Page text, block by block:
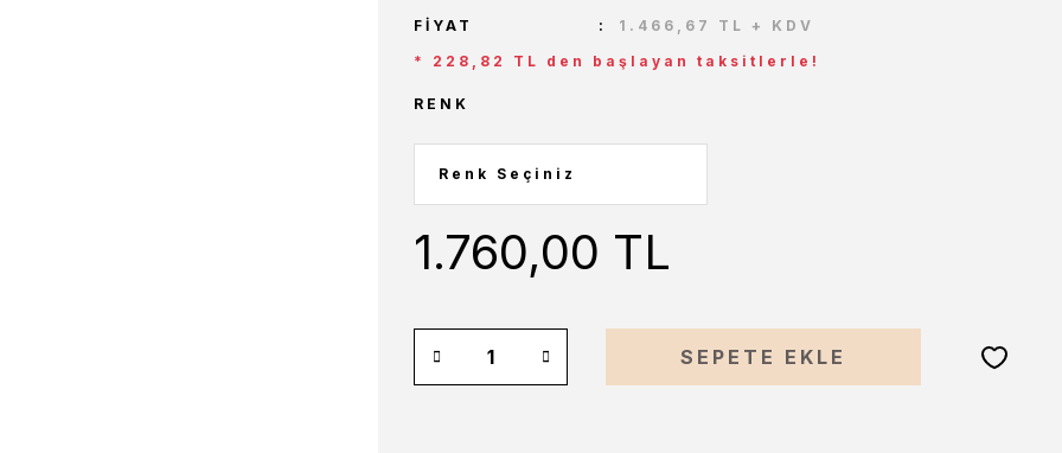
FIYAT
1.466,67 TL + KDV
* 228,82 TL den başlayan taksitlerle!
RENK
1.760,00 TL
SEPETE EKLE